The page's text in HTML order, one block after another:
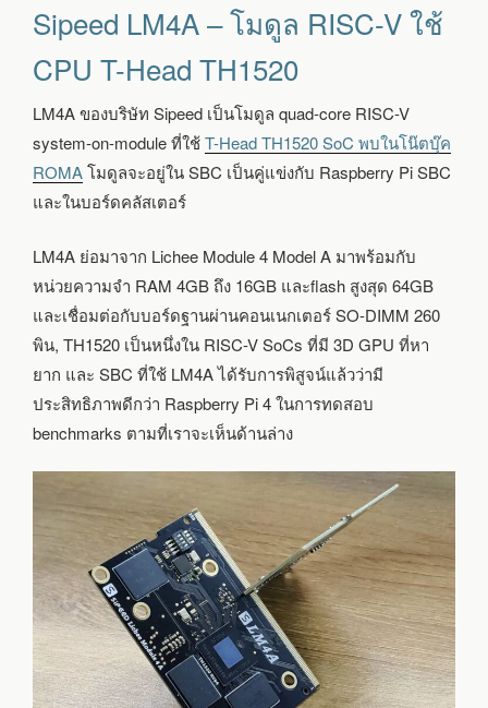
ที่
LM4A
V
CPU
T-
Sipeed LM4A – โมดูล RISC-V ใช้
CPU T-Head TH1520
LM4A ของบริษัท Sipeed เป็นโมดูล quad-core RISC-V
system-on-module ที่ใช้T-Head TH1520 SoC พบในโน๊ตบุ๊ค
ROMAโมดูลจะอยู่ใน SBC เป็นคู่แข่งกับ Raspberry Pi SBC
และในบอร์ดคลัสเตอร์
LM4A ย่อมาจาก Lichee Module 4 Model A มาพร้อมกับ
หน่วยความจำ RAM 4GB ถึง 16GB และflash สูงสุด 64GB
และเชื่อมต่อกับบอร์ดฐานผ่านคอนเนกเตอร์ SO-DIMM 260
พิน, TH1520 เป็นหนึ่งใน RISC-V SoCs ที่มี 3D GPU ที่หา
ยาก และ SBC ที่ใช้ LM4A ได้รับการพิสูจน์แล้วว่ามี
ประสิทธิภาพดีกว่า Raspberry Pi 4 ในการทดสอบ
benchmarks ตามที่เราจะเห็นด้านล่าง